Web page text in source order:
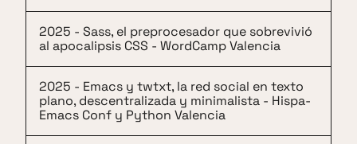
2025 - Sass, el preprocesador que sobrevivió
al apocalipsis CSS - WordCamp Valencia
2025 - Emacs y twtxt, la red social en texto
plano, descentralizada y minimalista - Hispa-
Emacs Conf y Python Valencia